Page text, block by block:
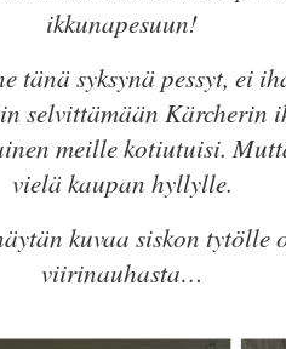
ikkunapesuun!
tänä syksynä pessyt, ei
selvittämään Kärcherin
meille kotiutuisi.
vielä kaupan hyllylle.
kuvaa siskon tytölle
viirinauhasta…